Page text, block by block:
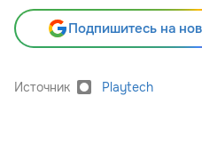
Подпишитесь на
Источник Playtech